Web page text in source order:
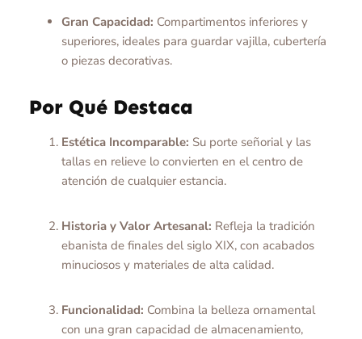
Gran Capacidad: Compartimentos inferiores y
superiores, ideales para guardar vajilla, cubertería
o piezas decorativas.
Por Qué Destaca
Estética Incomparable: Su porte señorial y las
tallas en relieve lo convierten en el centro de
atención de cualquier estancia.
Historia y Valor Artesanal: Refleja la tradición
ebanista de finales del siglo XIX, con acabados
minuciosos y materiales de alta calidad.
Funcionalidad: Combina la belleza ornamental
con una gran capacidad de almacenamiento,